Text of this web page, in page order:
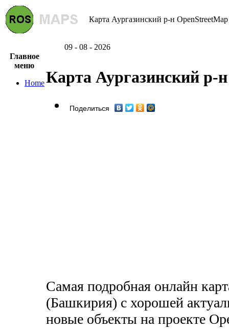
Карта Аургазинский р-н
09 - 08 - 2026
Главное
меню
HomeКарта Аургазинский р-
Поделиться
Самая подробная онлайн
(Башкирия) с хорошей
новые объекты на проекте